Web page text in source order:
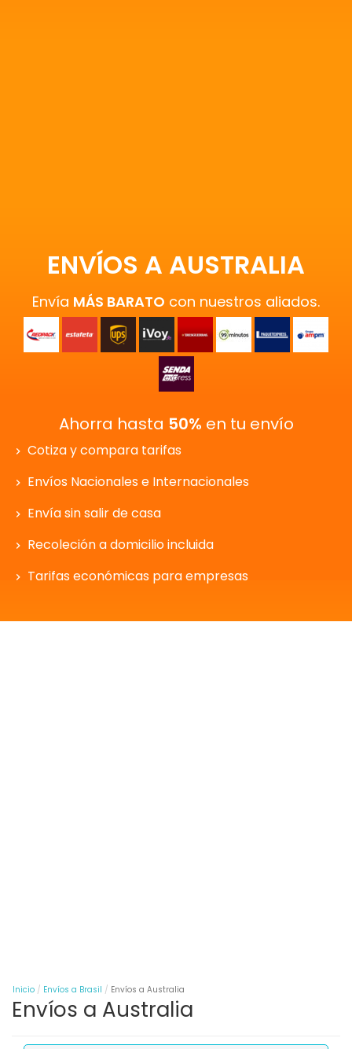
ENVÍOS A AUSTRALIA
Envía MÁS BARATO con nuestros aliados.
Ahorra hasta 50% en tu envío
Cotiza y compara tarifas
Envíos Nacionales e Internacionales
Envía sin salir de casa
Recoleción a domicilio incluida
Tarifas económicas para empresas
Inicio Envíos a Brasil Envíos a Australia
Envíos a Australia